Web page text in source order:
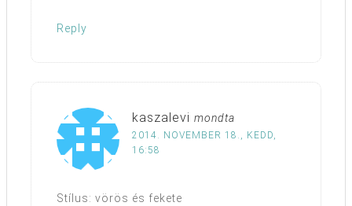
Reply
kaszalevi mondta
2014. NOVEMBER 18., KEDD,
16:58
Stílus: vörös és fekete